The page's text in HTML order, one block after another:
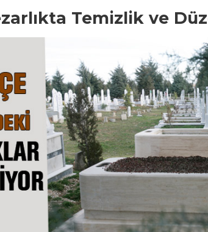
Temizlik ve